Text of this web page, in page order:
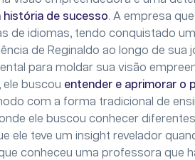
história de sucesso. A empresa
de idiomas, tendo conquistado
de Reginaldo ao longo de
para moldar sua visão
ele buscou entender e aprimorar o
com a forma tradicional de
ele buscou conhecer
ele teve um insight revelador
conheceu uma professora que